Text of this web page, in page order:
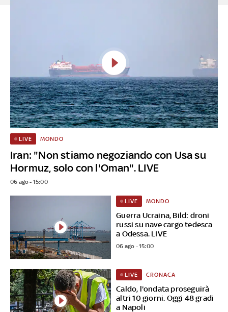
Iran: "Non stiamo negoziando con Usa su
Hormuz, solo con l'Oman". LIVE
LIVE MONDO
06 ago - 15:00
Guerra Ucraina, Bild: droni
russi su nave cargo tedesca
a Odessa. LIVE
LIVE MONDO
06 ago - 15:00
Caldo, l'ondata proseguirà
altri 10 giorni. Oggi 48 gradi
a Napoli
LIVE CRONACA